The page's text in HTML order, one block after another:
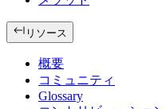
リソース
概要
コミュニティ
Glossary